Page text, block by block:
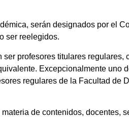
serán designados por el
ser reelegidos.
profesores titulares regulares,
Excepcionalmente uno
regulares de la Facultad de
de contenidos, docentes,